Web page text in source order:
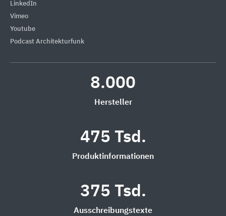
LinkedIn
Vimeo
Youtube
Podcast Architekturfunk
8.000
Hersteller
475 Tsd.
Produktinformationen
375 Tsd.
Ausschreibungstexte